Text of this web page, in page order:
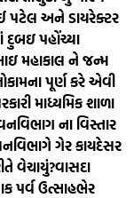
પટેલ અને ડાયરેક્ટર
પહોંચ્યા
મહાકાલ ને જન્મ
પૂર્ણ કરે એવી
માધ્યમિક શાળા
ના વિસ્તાર
ગેર કાયદેસર
વેચાયું?વાસદા
પર્વ ઉત્સાહભેર